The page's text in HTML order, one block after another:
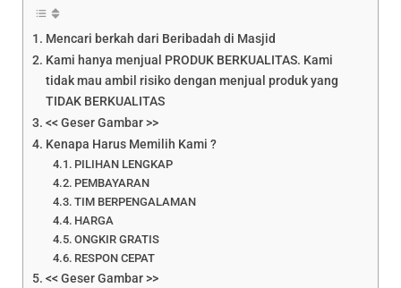
Mencari berkah dari Beribadah di Masjid
Kami hanya menjual PRODUK BERKUALITAS. Kami
tidak mau ambil risiko dengan menjual produk yang
TIDAK BERKUALITAS
<< Geser Gambar >>
Kenapa Harus Memilih Kami ?
PILIHAN LENGKAP
PEMBAYARAN
TIM BERPENGALAMAN
HARGA
ONGKIR GRATIS
RESPON CEPAT
<< Geser Gambar >>